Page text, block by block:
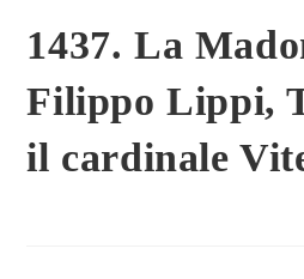
1437. La
Filippo Lippi,
il cardinale